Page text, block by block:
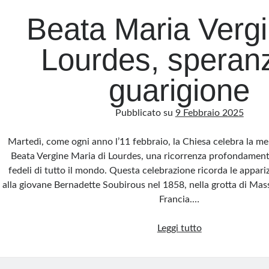
Beata Maria
Lourdes,
guarigione
Pubblicato su 9 Febbraio 2025
Martedì, come ogni anno l’11 febbraio, la Chiesa celebra la
Beata Vergine Maria di Lourdes, una ricorrenza
fedeli di tutto il mondo. Questa celebrazione ricorda le
alla giovane Bernadette Soubirous nel 1858, nella grotta di
Francia.…
Leggi tuttoBeata